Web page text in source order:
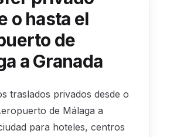
o hasta el
de
a Granada
traslados privados desde o
de Málaga a
para hoteles, centros